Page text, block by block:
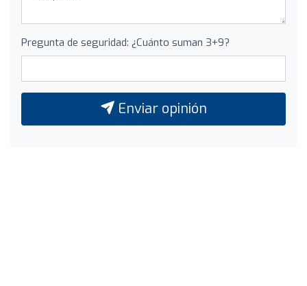
Pregunta de seguridad: ¿Cuánto suman 3+9?
Enviar opinión